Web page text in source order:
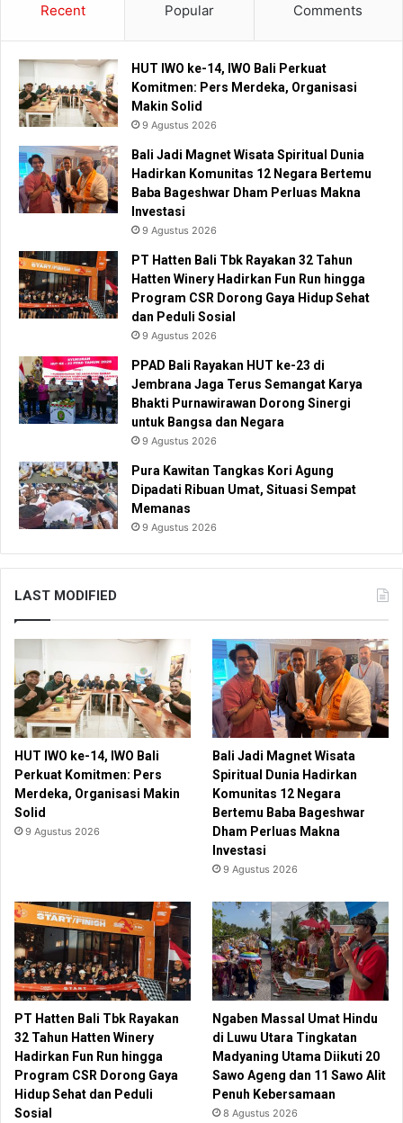
Recent Popular Comments
HUT IWO ke-14, IWO Bali Perkuat
Komitmen: Pers Merdeka, Organisasi
Makin Solid
9 Agustus 2026
Bali Jadi Magnet Wisata Spiritual Dunia
Hadirkan Komunitas 12 Negara Bertemu
Baba Bageshwar Dham Perluas Makna
Investasi
9 Agustus 2026
PT Hatten Bali Tbk Rayakan 32 Tahun
Hatten Winery Hadirkan Fun Run hingga
Program CSR Dorong Gaya Hidup Sehat
dan Peduli Sosial
9 Agustus 2026
PPAD Bali Rayakan HUT ke-23 di
Jembrana Jaga Terus Semangat Karya
Bhakti Purnawirawan Dorong Sinergi
untuk Bangsa dan Negara
9 Agustus 2026
Pura Kawitan Tangkas Kori Agung
Dipadati Ribuan Umat, Situasi Sempat
Memanas
9 Agustus 2026
LAST MODIFIED
HUT IWO ke-14, IWO Bali
Perkuat Komitmen: Pers
Merdeka, Organisasi Makin
Solid
9 Agustus 2026
Bali Jadi Magnet Wisata
Spiritual Dunia Hadirkan
Komunitas 12 Negara
Bertemu Baba Bageshwar
Dham Perluas Makna
Investasi
9 Agustus 2026
PT Hatten Bali Tbk Rayakan
32 Tahun Hatten Winery
Hadirkan Fun Run hingga
Program CSR Dorong Gaya
Hidup Sehat dan Peduli
Sosial
Ngaben Massal Umat Hindu
di Luwu Utara Tingkatan
Madyaning Utama Diikuti 20
Sawo Ageng dan 11 Sawo Alit
Penuh Kebersamaan
8 Agustus 2026